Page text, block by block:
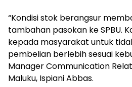
“Kondisi stok berangsur
tambahan pasokan ke SPBU.
kepada masyarakat untuk
pembelian berlebih sesuai
Manager Communication
Maluku, Ispiani Abbas.